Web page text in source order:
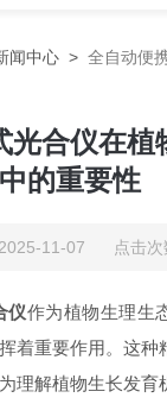
闻中心 >全自动便
光合仪在植
中的重要性
2025-11-07 点击次
仪作为植物生理生
着重要作用。这种
理解植物生长发育